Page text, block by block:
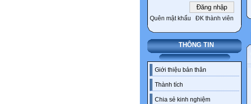
Quên mật khẩu ĐK thành viên
THÔNG TIN
Giới thiệu bản thân
Thành tích
Chia sẻ kinh nghiệm